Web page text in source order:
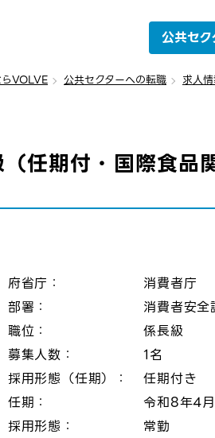
公共セ
VOLVE 公共セクターへの転職 求人
任期付・国際食品
府省庁：
消費者庁
部署：
消費者安全
職位：
係長級
募集人数：
1名
採用形態（任期）：
任期付き
任期：
令和8年4
採用形態：
常勤